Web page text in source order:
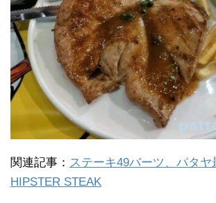
関連記事： ステーキ49バーツ、パタヤ
HIPSTER STEAK